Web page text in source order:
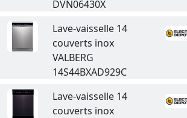
DVN06430X
Lave-vaisselle 14
couverts inox
VALBERG
14S44BXAD929C
Lave-vaisselle 14
couverts inox